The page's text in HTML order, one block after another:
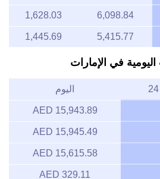
6,098.84
1,628.03
5,415.77
1,445.69
في الإمارات
اليوم
15,943.89 AED
15,945.49 AED
15,615.58 AED
329.11 AED